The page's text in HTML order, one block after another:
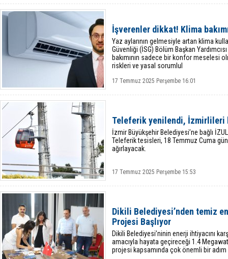
İşverenler dikkat! Klima
Yaz aylarının gelmesiyle artan klima
Güvenliği (İSG) Bölüm Başkan
bakımının sadece bir konfor meselesi
riskleri ve yasal sorumlul
17 Temmuz 2025 Perşembe 16:01
Teleferik yenilendi, İzmirlileri
İzmir Büyükşehir Belediyesi’ne bağlı
Teleferik tesisleri, 18 Temmuz Cuma
ağırlayacak.
17 Temmuz 2025 Perşembe 15:53
Dikili Belediyesi’nden temiz
Projesi Başlıyor
Dikili Belediyesi’ninin enerji ihtiyacını
amacıyla hayata geçireceği 1.4
projesi kapsamında çok önemli bir adım